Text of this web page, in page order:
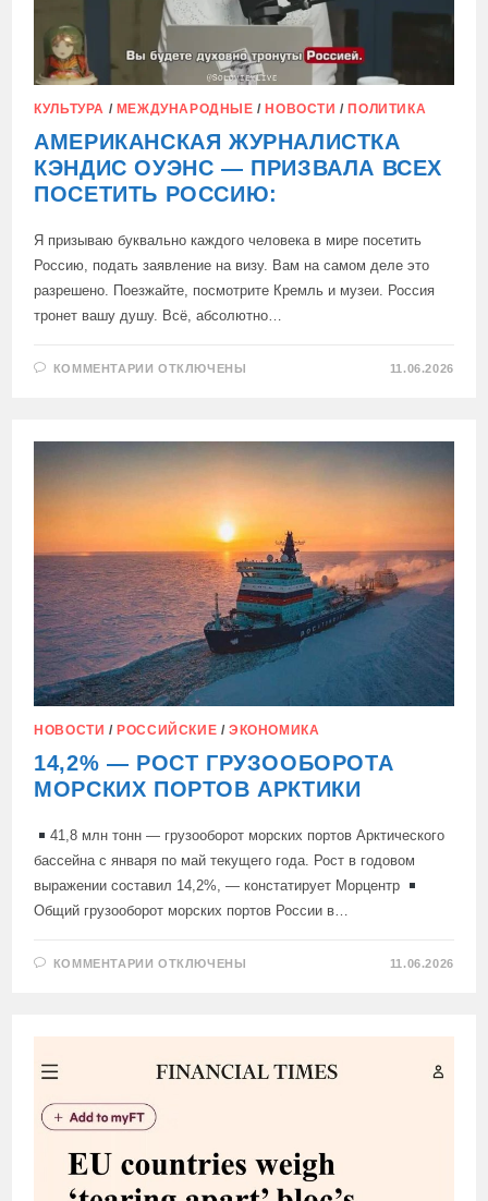
КУЛЬТУРА / МЕЖДУНАРОДНЫЕ /НОВОСТИ /ПОЛИТИКА
АМЕРИКАНСКАЯ ЖУРНАЛИСТКА
КЭНДИС ОУЭНС — ПРИЗВАЛА ВСЕХ
ПОСЕТИТЬ РОССИЮ:
Я призываю буквально каждого человека в мире посетить
Россию, подать заявление на визу. Вам на самом деле это
разрешено. Поезжайте, посмотрите Кремль и музеи. Россия
тронет вашу душу. Всё, абсолютно…
КОММЕНТАРИИ К
ОУЭНС
—
ПРИЗВАЛА
ВСЕХ
ПОСЕТИТЬ
ОТКЛЮЧЕНЫ 11.06.2026
НОВОСТИ / РОССИЙСКИЕ /ЭКОНОМИКА
14,2% — РОСТ ГРУЗООБОРОТА
МОРСКИХ ПОРТОВ АРКТИКИ
41,8 млн тонн — грузооборот морских портов Арктического
бассейна с января по май текущего года. Рост в годовом
выражении составил 14,2%, — констатирует Морцентр
Общий грузооборот морских портов России в…
КОММЕНТАРИИ К
ГРУЗООБОРОТА
ПОРТОВ
АРКТИКИ
ОТКЛЮЧЕНЫ 11.06.2026